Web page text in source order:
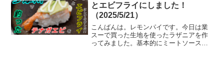
とエビフライにしました！
（2025/5/21）
こんばんは。レモンパイです。今日は業
スーで買った生地を使ったラザニアを作
ってみました。基本的にミートソースと